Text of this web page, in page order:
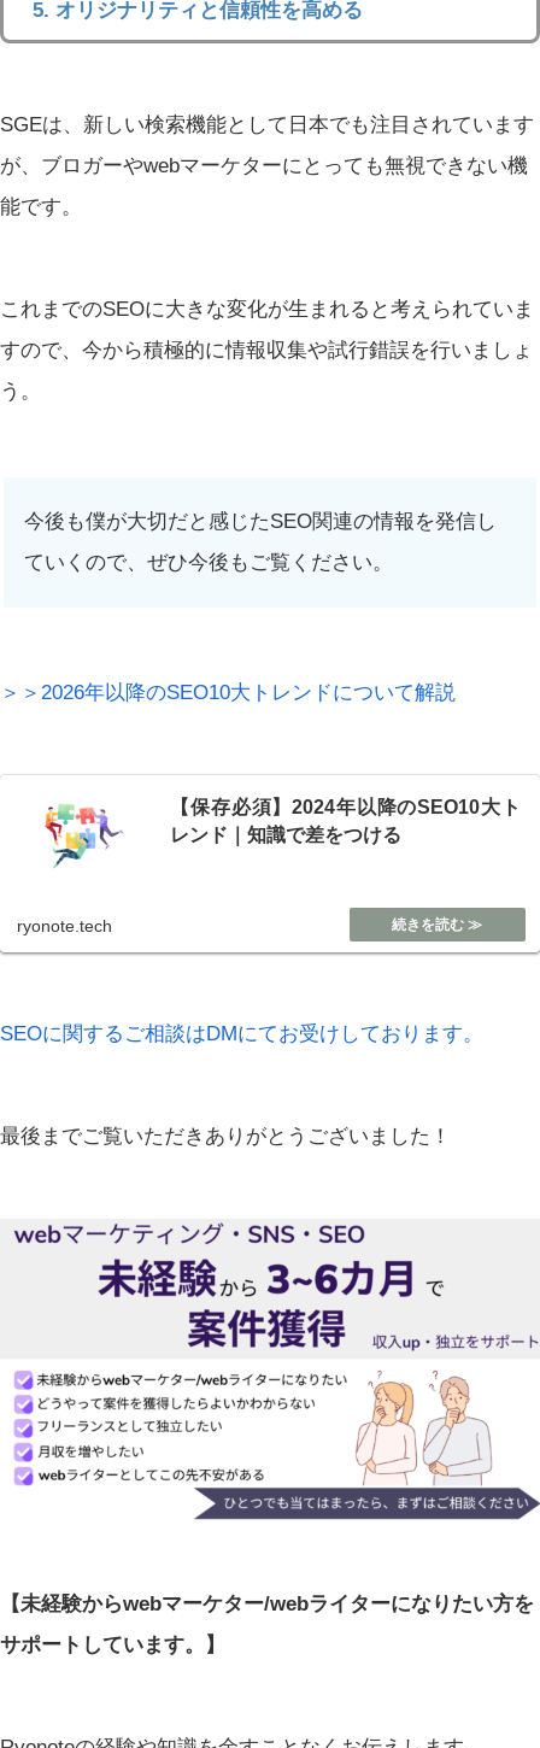
オリジナリティと信頼性を高める
SGEは、新しい検索機能として日本でも注目されています
が、ブロガーやwebマーケターにとっても無視できない機
能です。
これまでのSEOに大きな変化が生まれると考えられていま
すので、今から積極的に情報収集や試行錯誤を行いましょ
う。
今後も僕が大切だと感じたSEO関連の情報を発信し
ていくので、ぜひ今後もご覧ください。
＞＞2026年以降のSEO10大トレンドについて解説
【保存必須】2024年以降のSEO10大ト
レンド｜知識で差をつける
ryonote.tech
SEOに関するご相談はDMにてお受けしております。
最後までご覧いただきありがとうございました！
【未経験からwebマーケター/webライターになりたい方を
サポートしています。】